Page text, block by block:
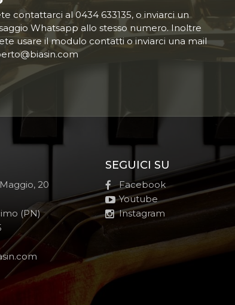
contattarci al 0434 633135, o inviarci un
Whatsapp allo stesso numero. Inoltre
usare il modulo contatti o inviarci una mail
20
(PN)
SEGUICI SU
Facebook
Youtube
Instagram